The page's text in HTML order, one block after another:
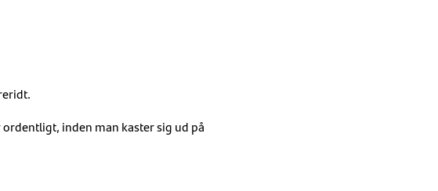
inden man kaster sig ud på